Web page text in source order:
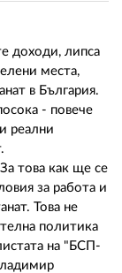
доходи, липса
места,
в България.
- повече
реални
това как ще се
за работа и
Това не
политика
на "БСП-